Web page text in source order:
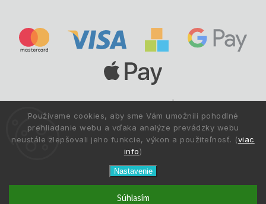
Používame cookies, aby sme Vám umožnili pohodlné
prehliadanie webu a vďaka analýze prevádzky webu
neustále zlepšovali jeho funkcie, výkon a použiteľnosť. (viac
info)
Nastavenie
Súhlasím
Copyright © 1993 -2026 Deltastav.sk|
.
Všetky práva vyhradené.